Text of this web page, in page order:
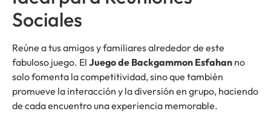
Sociales
Reúne a tus amigos y familiares alrededor de este
fabuloso juego. El Juego de Backgammon Esfahan no
solo fomenta la competitividad, sino que también
promueve la interacción y la diversión en grupo, haciendo
de cada encuentro una experiencia memorable.